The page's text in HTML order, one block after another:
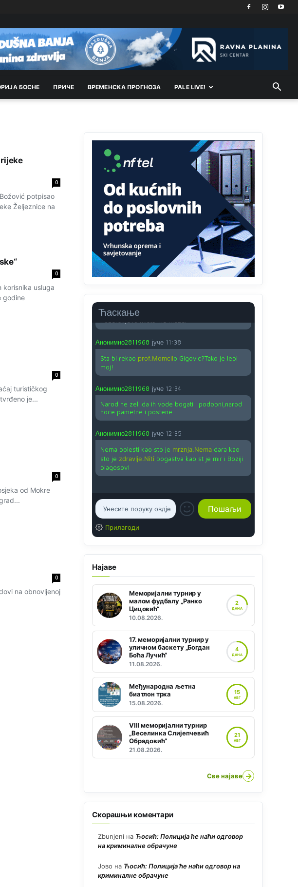
БОСНЕ ПРИЧЕ ВРEМEНСКА ПРОГНОЗА PALE LIVE!
0
potpisao
Željeznice na
0
korisnika usluga
godine
0
turističkog
je...
0
od Mokre
0
na obnovljenoj
Ћаскање
Kuniocu ide q u guz...
Анонимно2808843 8/6/2026
Анонимно2810587 јуче 11:11
vjeka,neko rece za Radovana i Ratka kaki su oni
srbi...i poce dalje da besjedi znam ja dobro sta je
bilo u Ag-ci...
Анонимно2810587
Proguglajte
Анонимно2810587 јуче 11:21
O kako su cudni lvi ljudi,uzeli bi sve da mogu...a
ja srce svima fajem,radujem se tudjoj sreci.I ko
ima i ko nema na iso ce mjesto leci!
Анонимно2810587
11:24
Nije u svijetu problem,nahraniti siromasnd,kako
nahraniti bogate!?
Анонимно2810587
Анонимно2811968 јуче 11:38
Sta bi rekao prof.Momcilo Gigovic?Tako je lepi
moj!
Анонимно2811968 јуче 12:34
Narod ne zeli da ih vode bogati i podobni,narod
hoce pametne i postene.
Анонимно2811968 јуче 12:35
Nema bolesti kao sto je mrznja.Nemadara kao
sto je zdravlje.Niti bogastva kao st je mir i Boziji
blagosov!
Прилагоди
Најаве
Меморијални турнир у
малом фудбалу „Ранко
Цицовић“
10.08.2026.
2
ДАНА
17. меморијални турнир у
уличном баскету „Богдан
Боћа Лучић“
11.08.2026.
4
ДАНА
Међународна љетна
биатлон трка
15.08.2026.
15
АВГ
VIII меморијални турнир
„Веселинка Слијепчевић
Обрадовић“
21.08.2026.
21
АВГ
Све најаве →
Скорашњи коментари
Zbunjeni на Ћосић: Полиција ће наћи одговор
на криминалне обрачуне
Јово на Ћосић: Полиција ће наћи одговор на
криминалне обрачуне